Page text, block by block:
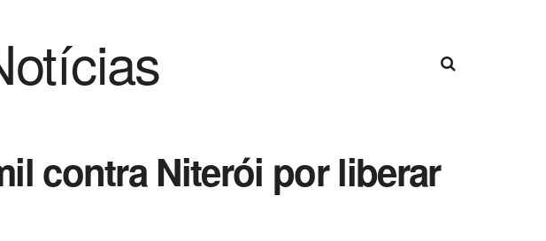
contra Niterói por liberar